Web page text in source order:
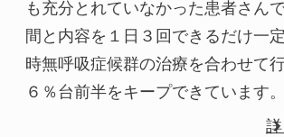
も充分とれていなかった患者さん
間と内容を１日３回できるだけ一
時無呼吸症候群の治療を合わせて行
６％台前半をキープできています。